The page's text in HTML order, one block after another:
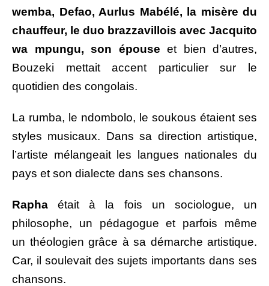
wemba, Defao, Aurlus Mabélé, la misère du
chauffeur, le duo brazzavillois avec Jacquito
wa mpungu, son épouse et bien d’autres,
Bouzeki mettait accent particulier sur le
quotidien des congolais.
La rumba, le ndombolo, le soukous étaient ses
styles musicaux. Dans sa direction artistique,
l’artiste mélangeait les langues nationales du
pays et son dialecte dans ses chansons.
Rapha était à la fois un sociologue, un
philosophe, un pédagogue et parfois même
un théologien grâce à sa démarche artistique.
Car, il soulevait des sujets importants dans ses
chansons.